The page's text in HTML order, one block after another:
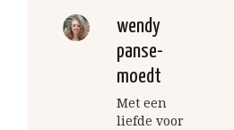
wendy
panse-
moedt
Met een
liefde voor